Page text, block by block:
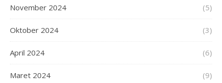
November 2024 (5)
Oktober 2024 (3)
April 2024 (6)
Maret 2024 (9)